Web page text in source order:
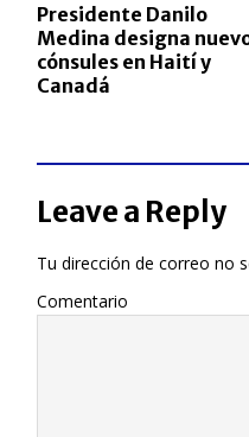
Presidente Danilo
Medina designa
cónsules en Haití y
Canadá
Leave a Reply
Tu dirección de correo no
Comentario